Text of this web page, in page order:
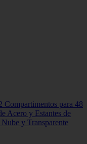
para 48
Acero y Estantes de
y Transparente